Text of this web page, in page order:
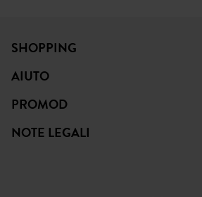
SHOPPING
AIUTO
PROMOD
NOTE LEGALI